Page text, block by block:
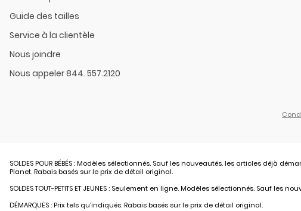
Guide des tailles
Service à la clientèle
Nous joindre
Nous appeler 844. 557.2120
SOLDES POUR BÉBÉS : Modèles sélectionnés. Sauf les nouveautés. les articles déjà
Planet. Rabais basés sur le prix de détail original.
SOLDES TOUT-PETITS ET JEUNES : Seulement en ligne. Modèles sélectionnés. Sauf
DÉMARQUES : Prix tels qu’indiqués. Rabais basés sur le prix de détail original.